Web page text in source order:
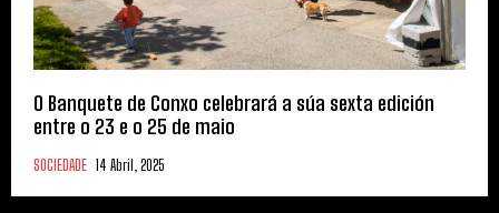
O Banquete de Conxo celebrará a súa sexta edición
entre o 23 e o 25 de maio
SOCIEDADE 14 Abril, 2025